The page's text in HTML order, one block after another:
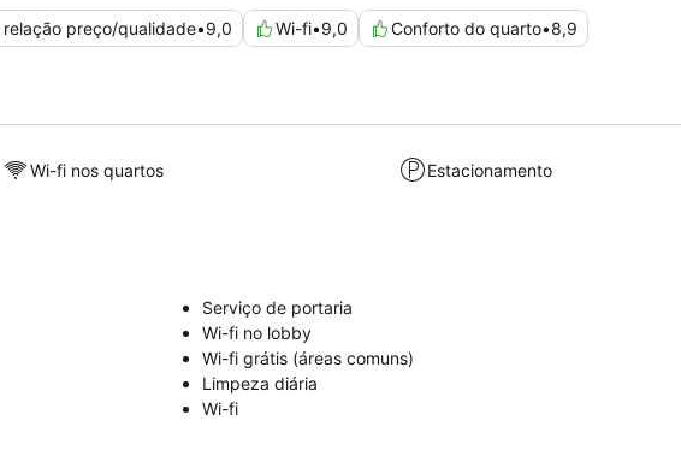
restaurantes.
relação preço/qualidade•9,0 Wi-fi•9,0 Conforto do quarto•8,9
Wi-fi nos quartos Estacionamento
Serviço de portaria
Wi-fi no lobby
Wi-fi grátis (áreas comuns)
Limpeza diária
Wi-fi